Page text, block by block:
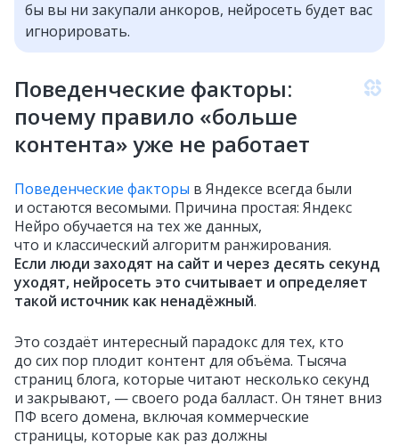
бы вы ни закупали анкоров, нейросеть будет вас
игнорировать.
Поведенческие факторы:
почему правило «больше
контента» уже не работает
Поведенческие факторы в Яндексе всегда были
и остаются весомыми. Причина простая: Яндекс
Нейро обучается на тех же данных,
что и классический алгоритм ранжирования.
Если люди заходят на сайт и через десять секунд
уходят, нейросеть это считывает и определяет
такой источник как ненадёжный.
Это создаёт интересный парадокс для тех, кто
до сих пор плодит контент для объёма. Тысяча
страниц блога, которые читают несколько секунд
и закрывают, — своего рода балласт. Он тянет вниз
ПФ всего домена, включая коммерческие
страницы, которые как раз должны